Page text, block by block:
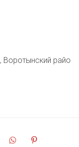
, Воротынский райо